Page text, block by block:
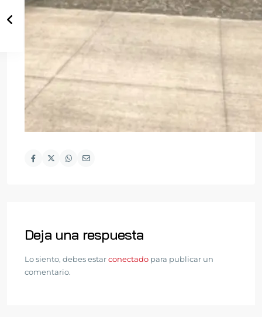
Deja una respuesta
Lo siento, debes estarconectado para publicar un
comentario.